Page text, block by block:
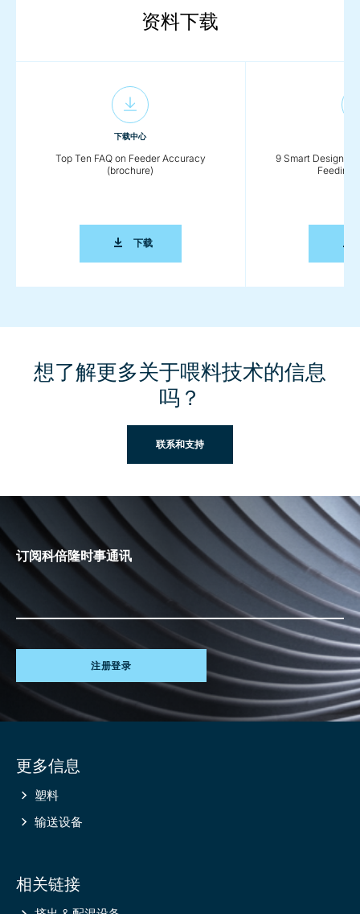
资料下载
下载中心
Top Ten FAQ on Feeder Accuracy
(brochure)
下载TOP TEN FAQ ON FEEDER ACCURACY
9 Smart Design
Feeding
想了解更多关于喂料技术的信息
吗？
联系和支持
订阅科倍隆时事通讯
注册登录
information
更多信息
塑料
输送设备
相关链接